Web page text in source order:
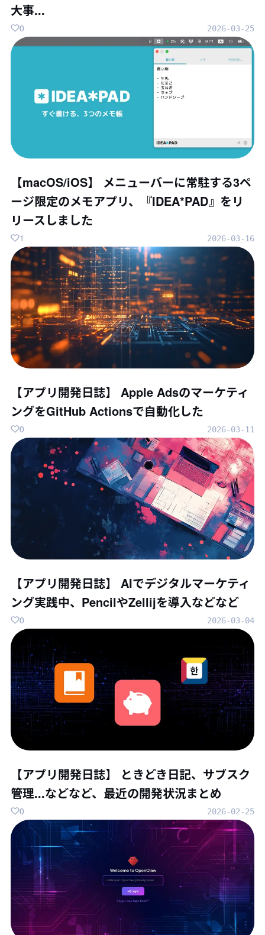
大事...
2026-03-25
0
【macOS/iOS】 メニューバーに常駐する3ペ
ージ限定のメモアプリ、『IDEA*PAD』をリ
リースしました
2026-03-16
1
【アプリ開発日誌】 Apple Adsのマーケティ
ングをGitHub Actionsで自動化した
2026-03-11
0
【アプリ開発日誌】 AIでデジタルマーケティ
ング実践中、PencilやZellijを導入などなど
2026-03-04
0
【アプリ開発日誌】 ときどき日記、サブスク
管理...などなど、最近の開発状況まとめ
2026-02-25
0